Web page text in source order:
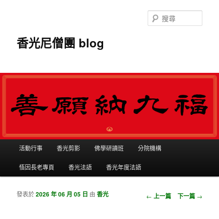
香光尼僧團 blog
尋
跳到主內容
跳到第二內容
活動行事 香光剪影 佛學研讀班 分院機構
悟因長老專頁 香光法語 香光年度法語
瀏覽文章
← 上一篇 下一篇 →
發表於2026 年 06 月 05 日 由香光